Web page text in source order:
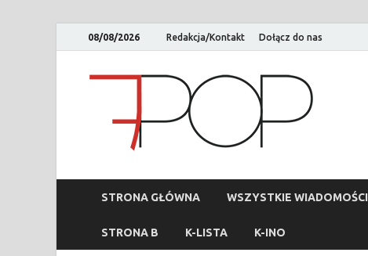
08/08/2026 Redakcja/Kontakt Dołącz do nas
STRONA GŁÓWNA WSZYSTKIE WIADOMOŚCI
STRONA B K-LISTA K-INO